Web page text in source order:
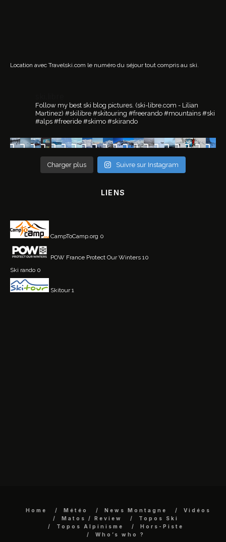
Location avec Travelski.com le numéro du séjour tout compris au ski.
Follow my best ski blog pictures. (ski-libre.com - Lilian
Martinez) #skilibre #skitouring #freerando #mountains #ski
#alps #freeride #skimo #skirando
Charger plus Suivre sur Instagram
LIENS
CampToCamp.org 0
POW France Protect Our Winters 10
Ski rando 0
Skitour1
Home Météo News Montagne
Vidéos
Matos / Review
Topos Ski
Topos Alpinisme
Hors-Piste
Who’s who ?